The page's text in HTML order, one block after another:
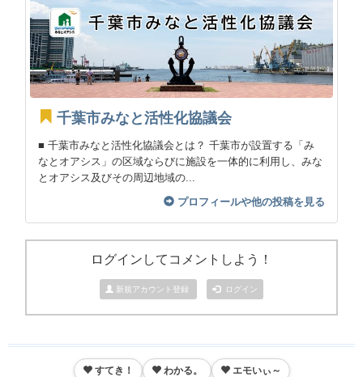
千葉市みなと活性化協議会
■ 千葉市みなと活性化協議会とは？ 千葉市が設置する「み
なとオアシス」の区域ならびに施設を一体的に利用し、みな
とオアシス及びその周辺地域の...
プロフィールや他の投稿を見る
ログインしてコメントしよう！
新規アカウント登録 ログイン
すてき！ わかる。 エモいぃ～